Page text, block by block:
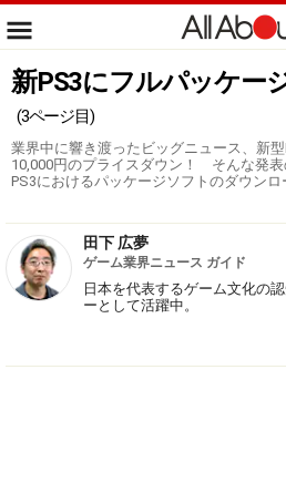
新PS3にフルパッケー
(3ページ目)
業界中に響き渡ったビッグニュース、新
10,000円のプライスダウン！ そんな発表
PS3におけるパッケージソフトのダウンロ
田下 広夢
ゲーム業界ニュース ガイド
日本を代表するゲーム文化の
ーとして活躍中。